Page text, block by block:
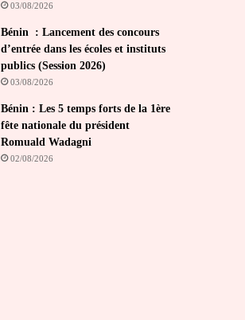
03/08/2026
Bénin : Lancement des concours
d’entrée dans les écoles et instituts
publics (Session 2026)
03/08/2026
Bénin : Les 5 temps forts de la 1ère
fête nationale du président
Romuald Wadagni
02/08/2026